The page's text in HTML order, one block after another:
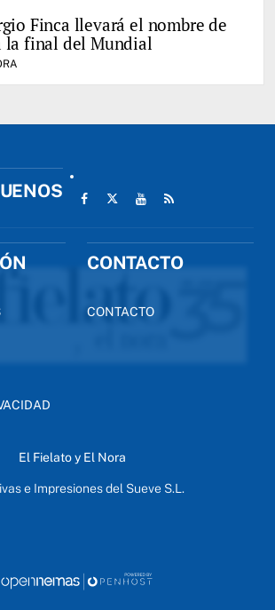
Finca llevará el nombre de
la final del Mundial
CONTACTO
CONTACTO
El Fielato y El Nora
e Impresiones del Sueve S.L.